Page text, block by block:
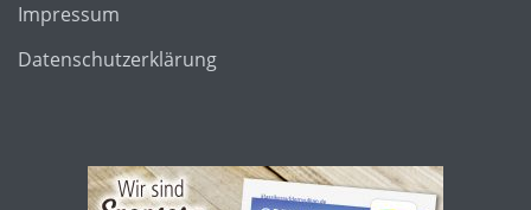
Impressum
Datenschutzerklärung